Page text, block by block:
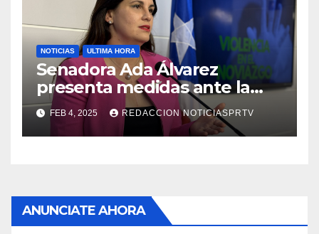
NOTICIAS ULTIMA HORA
Senadora Ada Álvarez
presenta medidas ante la
violencia en el noviazgo
FEB 4, 2025 REDACCION NOTICIASPRTV
ANUNCIATE AHORA